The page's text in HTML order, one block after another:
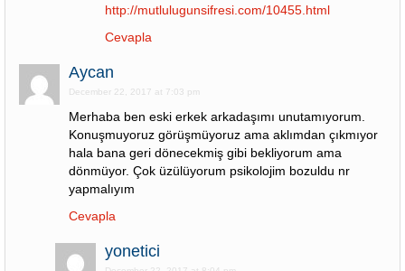
http://mutlulugunsifresi.com/10455.html
Cevapla
Aycan
December 22, 2017 at 7:03 pm
Merhaba ben eski erkek arkadaşımı unutamıyorum.
Konuşmuyoruz görüşmüyoruz ama aklımdan çıkmıyor
hala bana geri dönecekmiş gibi bekliyorum ama
dönmüyor. Çok üzülüyorum psikolojim bozuldu nr
yapmalıyım
Cevapla
yonetici